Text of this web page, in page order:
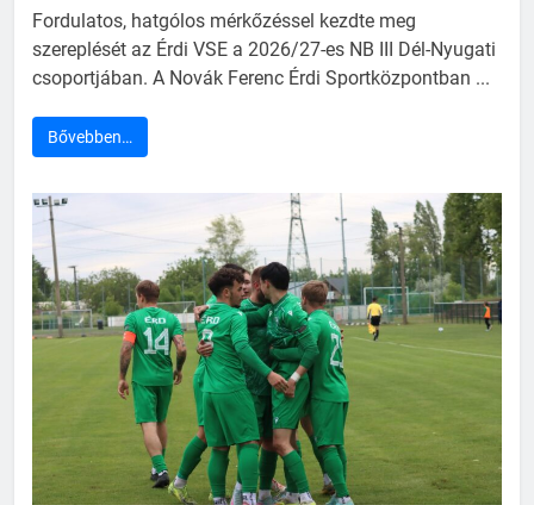
Fordulatos, hatgólos mérkőzéssel kezdte meg
szereplését az Érdi VSE a 2026/27-es NB III Dél-Nyugati
csoportjában. A Novák Ferenc Érdi Sportközpontban ...
Bővebben…